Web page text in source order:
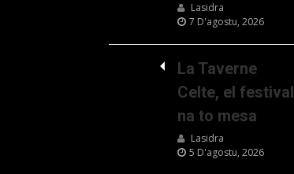
Lasidra
7 D'agostu, 2026
La Taverne
Celte, el festival
na to mesa
Lasidra
5 D'agostu, 2026